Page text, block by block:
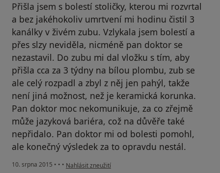
Přišla jsem s bolestí stoličky, kterou mi rozvrtal
a bez jakéhokoliv umrtvení mi hodinu čistil 3
kanálky v živém zubu. Vzlykala jsem bolestí a
přes slzy neviděla, nicméně pan doktor se
nezastavil. Do zubu mi dal vložku s tím, aby
přišla cca za 3 týdny na bílou plombu, zub se
ale celý rozpadl a zbyl z něj jen pahýl, takže
není jiná možnost, než je keramická korunka.
Pan doktor moc nekomunikuje, za co zřejmě
může jazyková bariéra, což na důvěře také
nepřidalo. Pan doktor mi od bolesti pomohl,
ale konečný výsledek za to opravdu nestál.
10. srpna 2015 • • • podle názoru uživatele Váš účet byl odstraněn
Nahlásit zneužití